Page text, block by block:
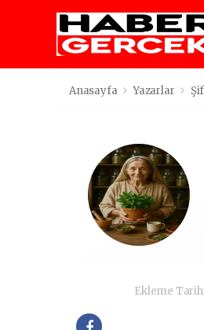
Anasayfa Yazarlar
Ekleme